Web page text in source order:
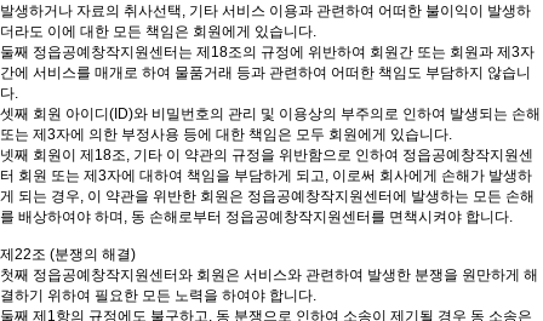
발생하거나 자료의 취사선택, 기타 서비스 이용과 관련하여 어떠한 불이익이 발생하
더라도 이에 대한 모든 책임은 회원에게 있습니다.
둘째 정읍공예창작지원센터는 제18조의 규정에 위반하여 회원간 또는 회원과 제3자
간에 서비스를 매개로 하여 물품거래 등과 관련하여 어떠한 책임도 부담하지 않습니
다.
셋째 회원 아이디(ID)와 비밀번호의 관리 및 이용상의 부주의로 인하여 발생되는 손해
또는 제3자에 의한 부정사용 등에 대한 책임은 모두 회원에게 있습니다.
넷째 회원이 제18조, 기타 이 약관의 규정을 위반함으로 인하여 정읍공예창작지원센
터 회원 또는 제3자에 대하여 책임을 부담하게 되고, 이로써 회사에게 손해가 발생하
게 되는 경우, 이 약관을 위반한 회원은 정읍공예창작지원센터에 발생하는 모든 손해
를 배상하여야 하며, 동 손해로부터 정읍공예창작지원센터를 면책시켜야 합니다.
제22조 (분쟁의 해결)
첫째 정읍공예창작지원센터와 회원은 서비스와 관련하여 발생한 분쟁을 원만하게 해
결하기 위하여 필요한 모든 노력을 하여야 합니다.
둘째 제1항의 규정에도 불구하고, 동 분쟁으로 인하여 소송이 제기될 경우 동 소송은